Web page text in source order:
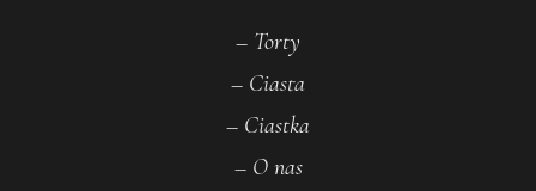
– Torty
– Ciasta
– Ciastka
– O nas